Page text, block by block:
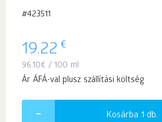
#423511
19.22 €
96.10€ / 100 ml
Ár ÁFÁ-val plusz szállítási költség
Kosárba 1 db.